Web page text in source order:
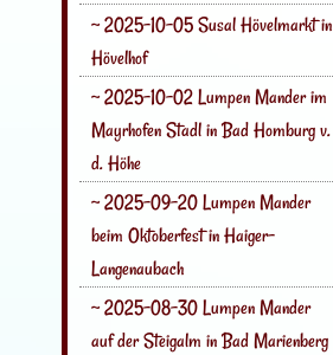
~ 2025-10-05 Susal Hövelmarkt in
Hövelhof
~ 2025-10-02 Lumpen Mander im
Mayrhofen Stadl in Bad Homburg v.
d. Höhe
~ 2025-09-20 Lumpen Mander
beim Oktoberfest in Haiger-
Langenaubach
~ 2025-08-30 Lumpen Mander
auf der Steigalm in Bad Marienberg